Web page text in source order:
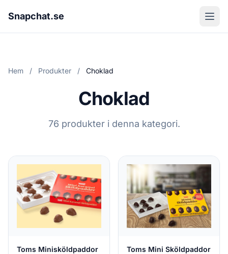
Snapchat.se
Hem / Produkter / Choklad
Choklad
76 produkter i denna kategori.
Toms Minisköldpaddor
Toms Mini Sköldpaddor